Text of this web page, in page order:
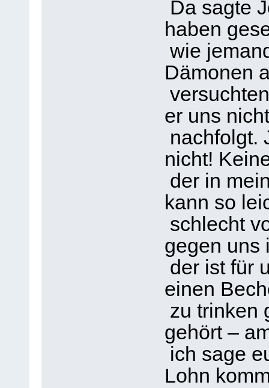
Da sagte
haben
wie
Dämonen
er uns nicht
nachfolgt.
nicht!
der in
kann so
schlecht
gegen uns
der ist für
einen
zu trinken
gehört –
ich sage
Lohn